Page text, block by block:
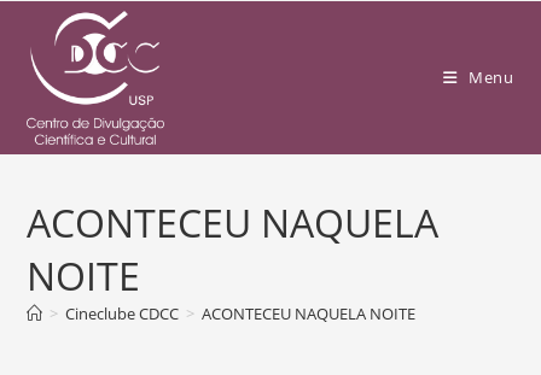
Menu
ACONTECEU NAQUELA
NOITE
> Cineclube CDCC > ACONTECEU NAQUELA NOITE